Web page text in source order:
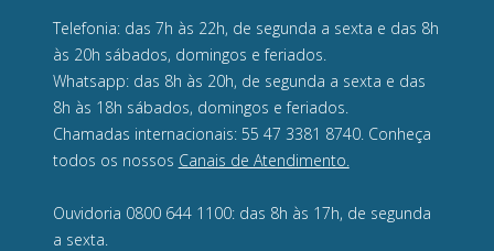
Telefonia: das 7h às 22h, de segunda a sexta e das 8h
às 20h sábados, domingos e feriados.
Whatsapp: das 8h às 20h, de segunda a sexta e das
8h às 18h sábados, domingos e feriados.
Chamadas internacionais: 55 47 3381 8740. Conheça
todos os nossos Canais de Atendimento.
Ouvidoria 0800 644 1100: das 8h às 17h, de segunda
a sexta.